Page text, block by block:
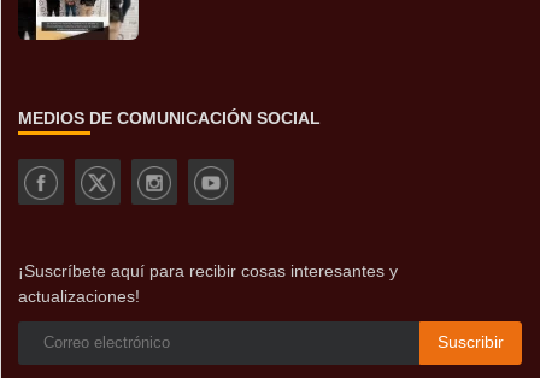
MEDIOS DE COMUNICACIÓN SOCIAL
¡Suscríbete aquí para recibir cosas interesantes y
actualizaciones!
Suscribir